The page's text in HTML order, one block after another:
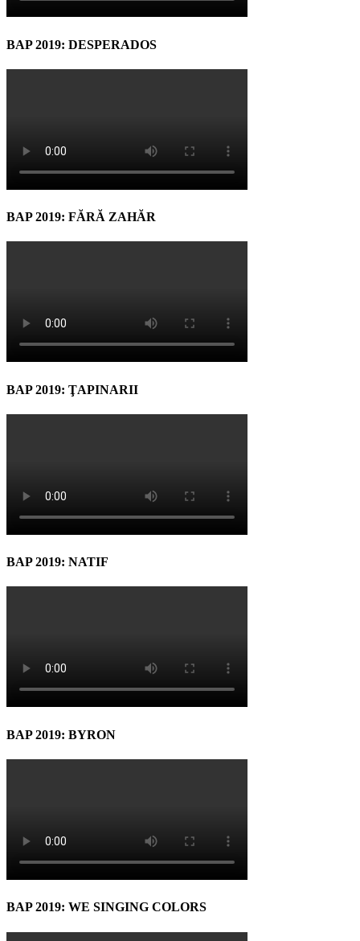
BAP 2019: DESPERADOS
BAP 2019: FĂRĂ ZAHĂR
BAP 2019: ŢAPINARII
BAP 2019: NATIF
BAP 2019: BYRON
BAP 2019: WE SINGING COLORS